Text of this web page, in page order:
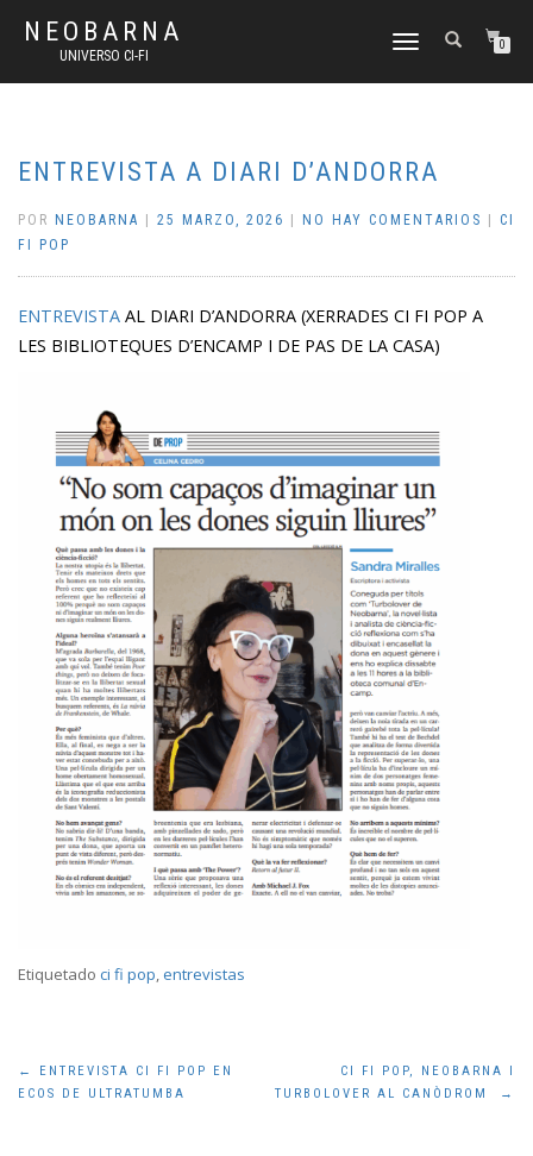
NEOBARNA
UNIVERSO CI-FI
CAMBIAR
0
ENTREVISTA A DIARI D’ANDORRA
POR NEOBARNA 25 MARZO, 2026 NO HAY COMENTARIOS
CI
FI POP
ENTREVISTA AL DIARI D’ANDORRA (XERRADES CI FI POP A
LES BIBLIOTEQUES D’ENCAMP I DE PAS DE LA CASA)
Etiquetado ci fi pop,entrevistas
Navegación
←
ENTREVISTA CI FI POP EN
ECOS DE ULTRATUMBA
CI FI POP, NEOBARNA I
TURBOLOVER AL CANÒDROM
→